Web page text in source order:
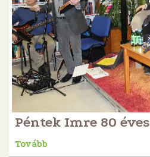
Péntek Imre 80 éves
Tovább